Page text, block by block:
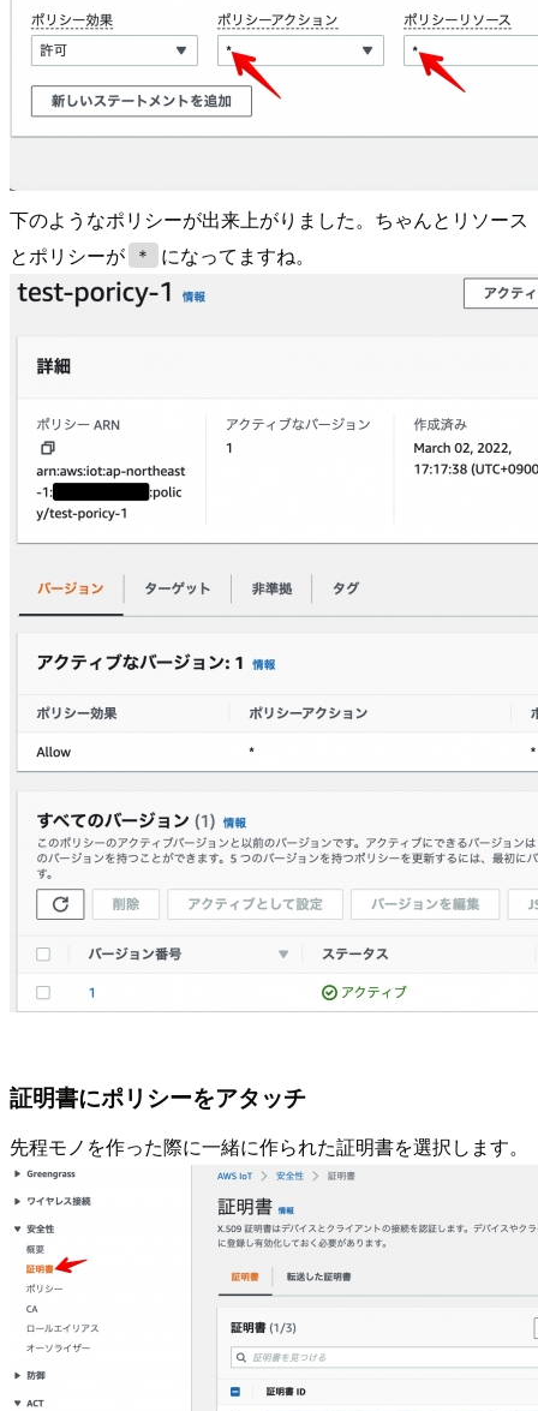
下のようなポリシーが出来上がりました。ちゃんとリソース
とポリシーが
＊ になってますね。
証明書にポリシーをアタッチ
先程モノを作った際に一緒に作られた証明書を選択します。